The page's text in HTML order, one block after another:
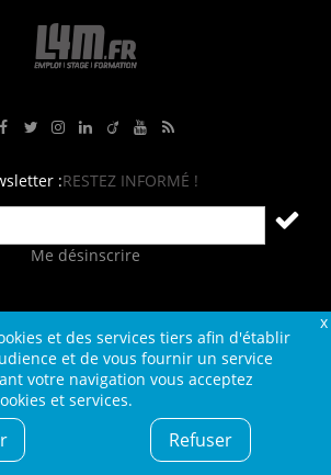
et des services tiers afin d'établir
et de vous fournir un service
votre navigation vous acceptez
et services.
Refuser
:RESTEZ INFORMÉ !
Me désinscrire
du site Qui sommes-nous ?
Liens
L4M
Conditions Générales
Informations légales
2026 -Tous droits réservés